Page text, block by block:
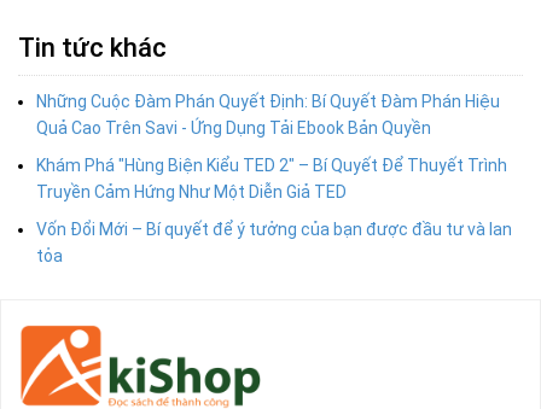
Tin tức khác
Những Cuộc Đàm Phán Quyết Định: Bí Quyết Đàm Phán Hiệu
Quả Cao Trên Savi - Ứng Dụng Tải Ebook Bản Quyền
Khám Phá "Hùng Biện Kiểu TED 2" – Bí Quyết Để Thuyết Trình
Truyền Cảm Hứng Như Một Diễn Giả TED
Vốn Đổi Mới – Bí quyết để ý tưởng của bạn được đầu tư và lan
tỏa